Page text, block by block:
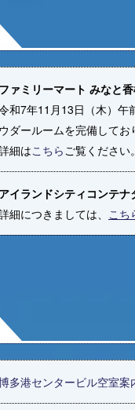
ファミリーマート みなと
和7年11月13日（木）午
ウダールームを完備してお
細はこちら ご覧ください。
アイランドシティコンテ
細につきましては、 こち
多港センタービル空室案